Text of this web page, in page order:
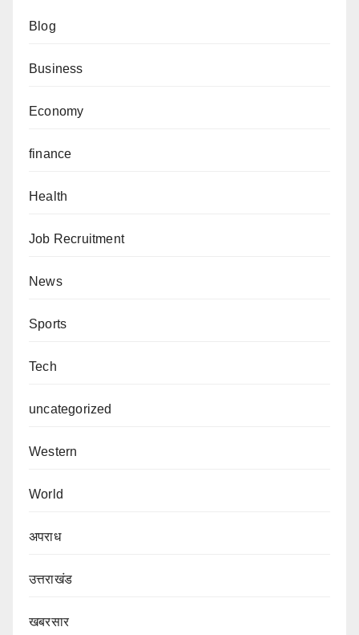
Blog
Business
Economy
finance
Health
Job Recruitment
News
Sports
Tech
uncategorized
Western
World
अपराध
उत्तराखंड
खबरसार